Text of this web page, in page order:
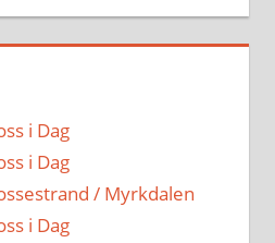
i Dag
i Dag
/ Myrkdalen
i Dag